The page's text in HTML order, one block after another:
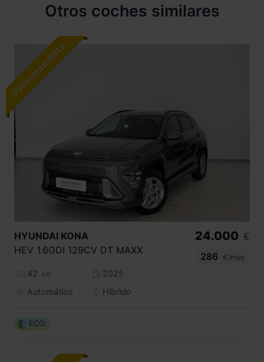
Otros coches similares
HYUNDAI KONA
HEV 1.6GDI 129CV DT MAXX
42 km
2025
Automático
Híbrido
24.000 €
286
€/mes
ECO